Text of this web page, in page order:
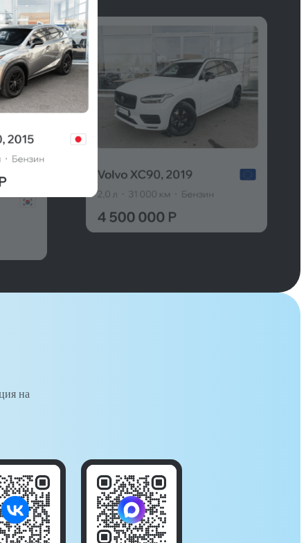
на